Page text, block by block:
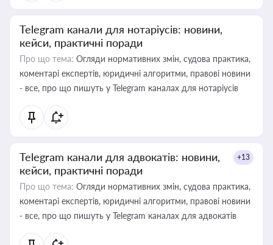
Telegram канали для нотаріусів: новини,
кейси, практичні поради
Про що тема: Огляди нормативних змін, судова практика,
коментарі експертів, юридичні алгоритми, правові новини
- все, про що пишуть у Telegram каналах для нотаріусів
Telegram канали для адвокатів: новини,
кейси, практичні поради
+13
Про що тема: Огляди нормативних змін, судова практика,
коментарі експертів, юридичні алгоритми, правові новини
- все, про що пишуть у Telegram каналах для адвокатів